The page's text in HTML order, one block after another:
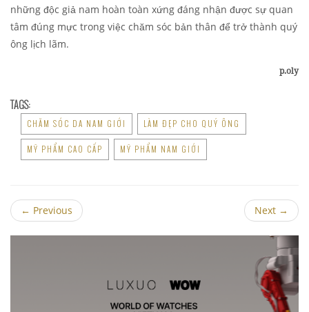
những độc giả nam hoàn toàn xứng đáng nhận được sự quan
tâm đúng mực trong việc chăm sóc bản thân để trở thành quý
ông lịch lãm.
p.oly
TAGS:
CHĂM SÓC DA NAM GIỚI LÀM ĐẸP CHO QUÝ ÔNG
MỸ PHẨM CAO CẤP MỸ PHẨM NAM GIỚI
← Previous Next →